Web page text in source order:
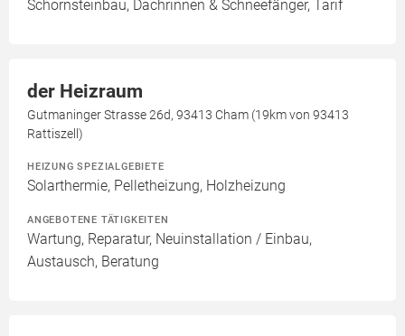
Schornsteinbau, Dachrinnen & Schneefänger, Tarif
der Heizraum
Gutmaninger Strasse 26d, 93413 Cham (19km von 93413
Rattiszell)
HEIZUNG SPEZIALGEBIETE
Solarthermie, Pelletheizung, Holzheizung
ANGEBOTENE TÄTIGKEITEN
Wartung, Reparatur, Neuinstallation / Einbau,
Austausch, Beratung